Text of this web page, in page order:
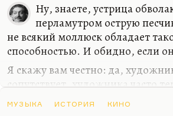
Ну, знаете, устрица
перламутром острую
не всякий моллюск обладает
способностью. И обидно, если
Я скажу вам честно: да,
сопутствует, художника часто
величия, мания преследования,
МУЗЫКА ИСТОРИЯ КИНО